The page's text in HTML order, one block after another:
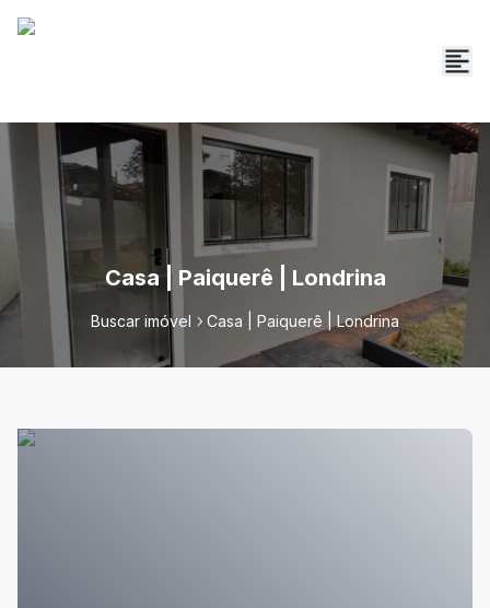
Casa | Paiquerê | Londrina
Buscar imóvel Casa | Paiquerê | Londrina